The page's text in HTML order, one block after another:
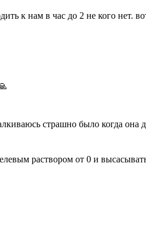
к нам в час до 2 не кого нет.
страшно было когда
раствором от 0 и